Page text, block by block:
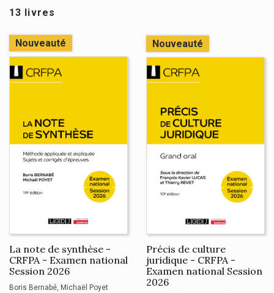
13 livres
La note de synthèse -
CRFPA - Examen national
Session 2026
Boris Bernabé Michaël Poyet
Nouveauté
Précis de culture
juridique - CRFPA -
Examen national Session
2026
Nouveauté